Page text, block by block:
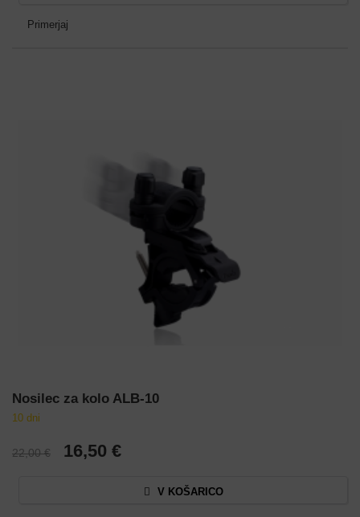
Primerjaj
Nosilec za kolo ALB-10
10 dni
22,00 € 16,50 €
V KOŠARICO